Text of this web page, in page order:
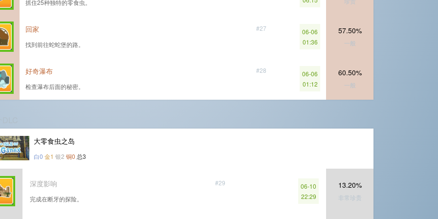
抓住25种独特的零食虫。
#27
回家
找到前往蛇蛇堡的路。
06-06
01:36
57.50%
一般
#28
好奇瀑布
检查瀑布后面的秘密。
06-06
01:12
60.50%
一般
大零食虫之岛
白0 金1 银2 铜0 总3
#29
深度影响
完成在断牙的探险。
06-10
22:29
13.20%
非常珍贵